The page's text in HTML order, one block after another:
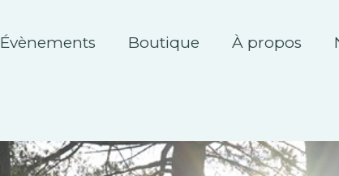
Évènements Boutique À propos